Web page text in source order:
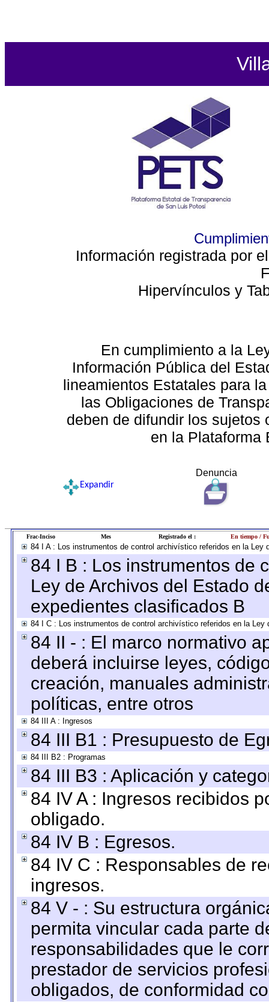
Información registrada por
Hipervínculos y
En cumplimiento a la
Información Pública del
lineamientos Estatales para
las Obligaciones de
deben de difundir los sujetos
en la Plataforma
Denuncia
Expandir
Frac-Inciso Mes Registrado el : En tiempo /
84 I A : Los instrumentos de control archivístico referidos en la
84 I B : Los instrumentos de
Ley de Archivos del Estado
expedientes clasificados B
84 I C : Los instrumentos de control archivístico referidos en la
84 II - : El marco normativo
deberá incluirse leyes,
creación, manuales
políticas, entre otros
84 III A : Ingresos
84 III B1 : Presupuesto de
84 III B2 : Programas
84 III B3 : Aplicación y
84 IV A : Ingresos recibidos
obligado.
84 IV B : Egresos.
84 IV C : Responsables de
ingresos.
84 V - : Su estructura
permita vincular cada parte
responsabilidades que le
prestador de servicios
obligados, de conformidad